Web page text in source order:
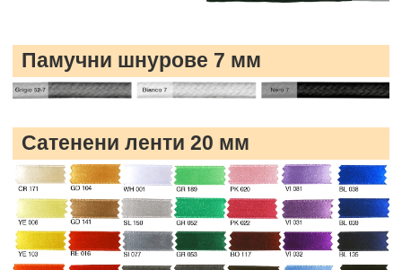
Памучни шнурове 7 мм
Сатенени ленти 20 мм